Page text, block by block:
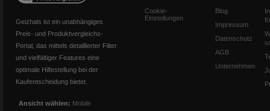
Geizhals ist ein unabhängiges
Preis- und Produktvergleichs-
Portal, das mittels detaillierter Filter
und vielfältiger Features eine
optimale Hilfestellung bei der
Kaufentscheidung bietet.
Ansicht wählen: Mobile
Cookie-
Einstellungen
Blog
Impressum
Datenschutz
AGB
Unternehmen